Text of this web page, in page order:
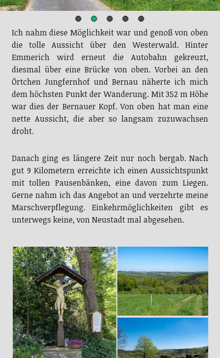
Ich nahm diese Möglichkeit war und genoß von oben
die tolle Aussicht über den Westerwald. Hinter
Emmerich wird erneut die Autobahn gekreuzt,
diesmal über eine Brücke von oben. Vorbei an den
Örtchen Jungfernhof und Bernau näherte ich mich
dem höchsten Punkt der Wanderung. Mit 352 m Höhe
war dies der Bernauer Kopf. Von oben hat man eine
nette Aussicht, die aber so langsam zuzuwachsen
droht.
Danach ging es längere Zeit nur noch bergab. Nach
gut 9 Kilometern erreichte ich einen Aussichtspunkt
mit tollen Pausenbänken, eine davon zum Liegen.
Gerne nahm ich das Angebot an und verzehrte meine
Marschverpflegung. Einkehrmöglichkeiten gibt es
unterwegs keine, von Neustadt mal abgesehen.